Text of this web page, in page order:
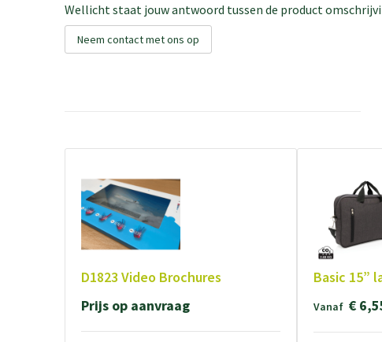
Wellicht staat jouw antwoord tussen de product
Neem contact met ons op
D1823 Video Brochures
Prijs op aanvraag
Basic 15”
Vanaf €